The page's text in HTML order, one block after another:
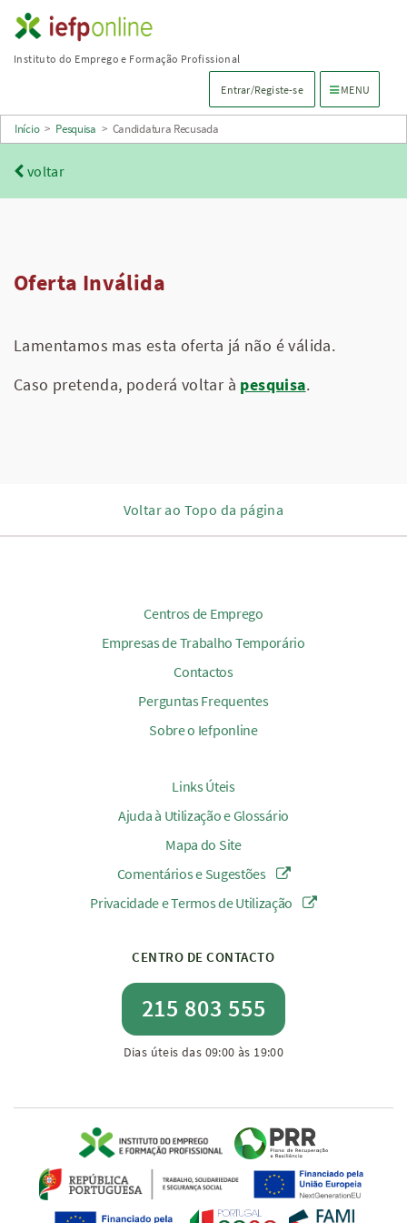
Saltar
para
principal
Instituto do Emprego e Formação Profissional
Entrar/Registe-se Menu de
MENU
Início > Pesquisa > Candidatura Recusada
voltar
Oferta Inválida
Lamentamos mas esta oferta já não é válida.
Caso pretenda, poderá voltar à pesquisa.
Voltar ao Topo da página
Centros de Emprego
Empresas de Trabalho Temporário
Contactos
Perguntas Frequentes
Sobre o Iefponline
Links Úteis
Ajuda à Utilização e Glossário
Mapa do Site
Comentários e Sugestões
Privacidade e Termos de Utilização
CENTRO DE CONTACTO
215 803 555
Dias úteis das 09:00 às 19:00